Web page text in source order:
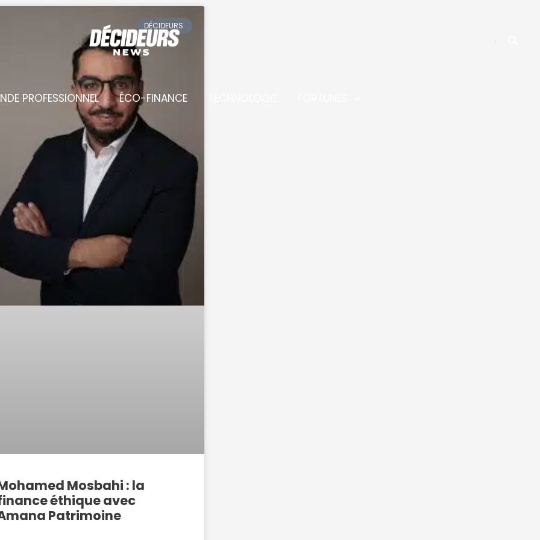
PROFESSIONNEL ÉCO-FINANCE
DÉCIDEURS
Mosbahi : la
éthique avec
Patrimoine